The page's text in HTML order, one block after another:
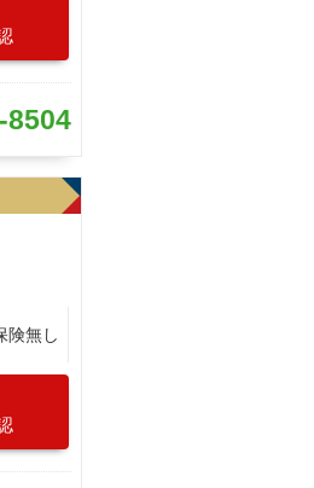
8504
険無し